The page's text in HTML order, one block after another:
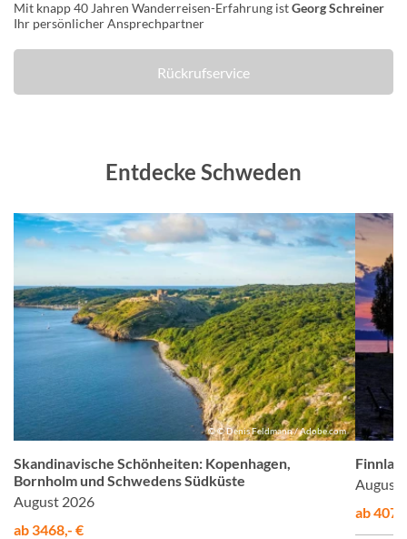
Mit knapp 40 Jahren Wanderreisen-Erfahrung istGeorg Schreiner
Ihr persönlicher Ansprechpartner
Rückrufservice
Entdecke Schweden
© © Denis Feldmann / Adobe.com
Skandinavische Schönheiten: Kopenhagen,
Bornholm und Schwedens Südküste
August 2026
ab 3468,- €
August
ab